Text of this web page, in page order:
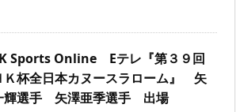
Sports Online Eテレ『第３９回
Ｋ杯全日本カヌースラローム』 矢
輝選手 矢澤亜季選手 出場